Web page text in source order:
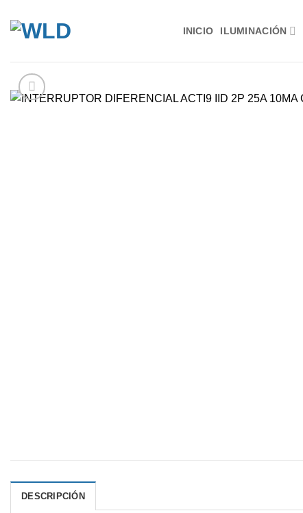
contenido
INICIO ILUMINACIÓN
DESCRIPCIÓN